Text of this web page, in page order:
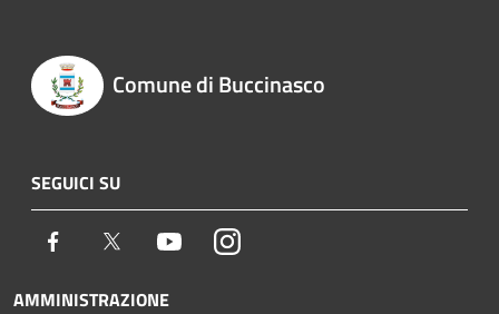
Comune di Buccinasco
SEGUICI SU
Facebook Twitter YoutubeInstagram
AMMINISTRAZIONE